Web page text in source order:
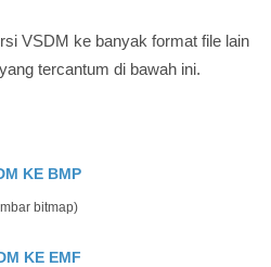
VSDM ke banyak format file lain
tercantum di bawah ini.
KE BMP
bitmap)
KE EMF